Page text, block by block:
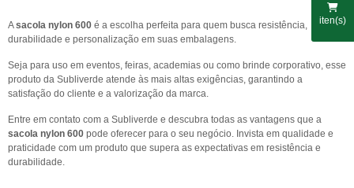
iten(s)
Asacola nylon 600 é a escolha perfeita para quem busca resistência,
durabilidade e personalização em suas embalagens.
Seja para uso em eventos, feiras, academias ou como brinde corporativo, esse
produto da Subliverde atende às mais altas exigências, garantindo a
satisfação do cliente e a valorização da marca.
Entre em contato com a Subliverde e descubra todas as vantagens que a
sacola nylon 600 pode oferecer para o seu negócio. Invista em qualidade e
praticidade com um produto que supera as expectativas em resistência e
durabilidade.